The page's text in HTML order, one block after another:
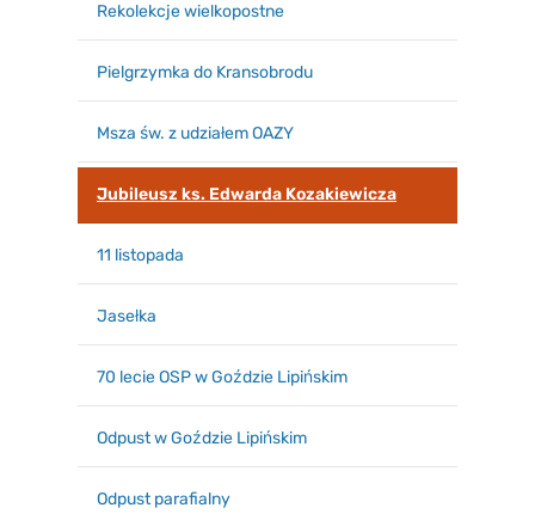
Rekolekcje wielkopostne
Pielgrzymka do Kransobrodu
Msza św. z udziałem OAZY
Jubileusz ks. Edwarda Kozakiewicza
11 listopada
Jasełka
70 lecie OSP w Goździe Lipińskim
Odpust w Goździe Lipińskim
Odpust parafialny